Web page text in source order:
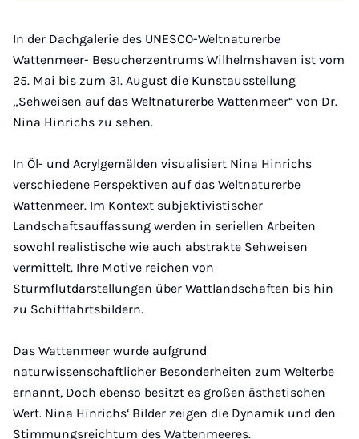
In der Dachgalerie des UNESCO-Weltnaturerbe
Wattenmeer- Besucherzentrums Wilhelmshaven ist vom
25. Mai bis zum 31. August die Kunstausstellung
„Sehweisen auf das Weltnaturerbe Wattenmeer“ von Dr.
Nina Hinrichs zu sehen.
In Öl- und Acrylgemälden visualisiert Nina Hinrichs
verschiedene Perspektiven auf das Weltnaturerbe
Wattenmeer. Im Kontext subjektivistischer
Landschaftsauffassung werden in seriellen Arbeiten
sowohl realistische wie auch abstrakte Sehweisen
vermittelt. Ihre Motive reichen von
Sturmflutdarstellungen über Wattlandschaften bis hin
zu Schifffahrtsbildern.
Das Wattenmeer wurde aufgrund
naturwissenschaftlicher Besonderheiten zum Welterbe
ernannt, Doch ebenso besitzt es großen ästhetischen
Wert. Nina Hinrichs‘ Bilder zeigen die Dynamik und den
Stimmungsreichtum des Wattenmeeres.